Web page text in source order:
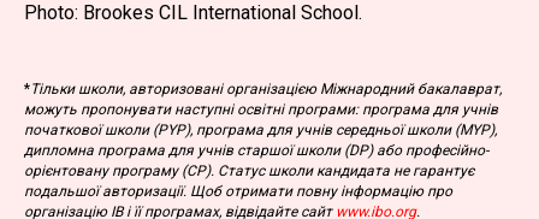
Photo: Brookes CIL International School.
*Тільки школи, авторизовані організацією Міжнародний бакалаврат,
можуть пропонувати наступні освітні програми: програма для учнів
початкової школи (PYP), програма для учнів середньої школи (MYP),
дипломна програма для учнів старшої школи (DP) або професійно-
орієнтовану програму (CP). Статус школи кандидата не гарантує
подальшої авторизації. Щоб отримати повну інформацію про
організацію IB і її програмах, відвідайте сайт www.ibo.org.